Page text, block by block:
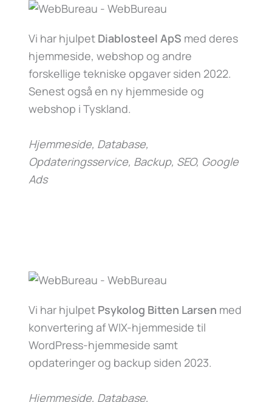
Vi har hjulpet Diablosteel ApS med deres
hjemmeside, webshop og andre
forskellige tekniske opgaver siden 2022.
Senest også en ny hjemmeside og
webshop i Tyskland.
Hjemmeside, Database,
Opdateringsservice, Backup, SEO, Google
Ads
Vi har hjulpet Psykolog Bitten Larsen med
konvertering af WIX-hjemmeside til
WordPress-hjemmeside samt
opdateringer og backup siden 2023.
Hjemmeside, Database,